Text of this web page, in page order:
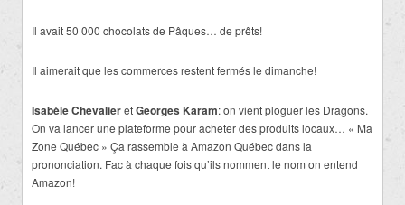
Il avait 50 000 chocolats de Pâques… de prêts!
Il aimerait que les commerces restent fermés le dimanche!
Isabèle ChevalieretGeorges Karam: on vient ploguer les Dragons.
On va lancer une plateforme pour acheter des produits locaux… « Ma
Zone Québec » Ça rassemble à Amazon Québec dans la
prononciation. Fac à chaque fois qu’ils nomment le nom on entend
Amazon!